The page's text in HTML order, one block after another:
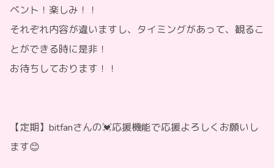
ベント！楽しみ！！
それぞれ内容が違いますし、タイミングがあって、観るこ
とができる時に是非！
お待ちしております！！
【定期】bitfanさんの💓応援機能で応援よろしくお願いし
ます😊